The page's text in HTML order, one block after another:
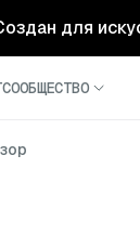
для
СООБЩЕСТВО